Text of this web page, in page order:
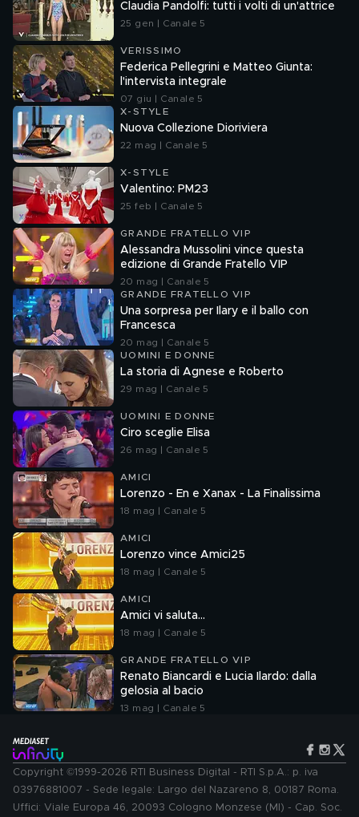
Claudia Pandolfi: tutti i volti di un'attrice
25 gen | Canale 5
VERISSIMO
Federica Pellegrini e Matteo Giunta:
l'intervista integrale
07 giu | Canale 5
X-STYLE
Nuova Collezione Dioriviera
22 mag | Canale 5
X-STYLE
Valentino: PM23
25 feb | Canale 5
GRANDE FRATELLO VIP
Alessandra Mussolini vince questa
edizione di Grande Fratello VIP
20 mag | Canale 5
GRANDE FRATELLO VIP
Una sorpresa per Ilary e il ballo con
Francesca
20 mag | Canale 5
UOMINI E DONNE
La storia di Agnese e Roberto
29 mag | Canale 5
UOMINI E DONNE
Ciro sceglie Elisa
26 mag | Canale 5
AMICI
Lorenzo - En e Xanax - La Finalissima
18 mag | Canale 5
AMICI
Lorenzo vince Amici25
18 mag | Canale 5
AMICI
Amici vi saluta...
18 mag | Canale 5
GRANDE FRATELLO VIP
Renato Biancardi e Lucia Ilardo: dalla
gelosia al bacio
13 mag | Canale 5
Copyright ©1999-2026 RTI Business Digital - RTI S.p.A.: p. iva
03976881007 - Sede legale: Largo del Nazareno 8, 00187 Roma.
Uffici: Viale Europa 46, 20093 Cologno Monzese (MI) - Cap. Soc.